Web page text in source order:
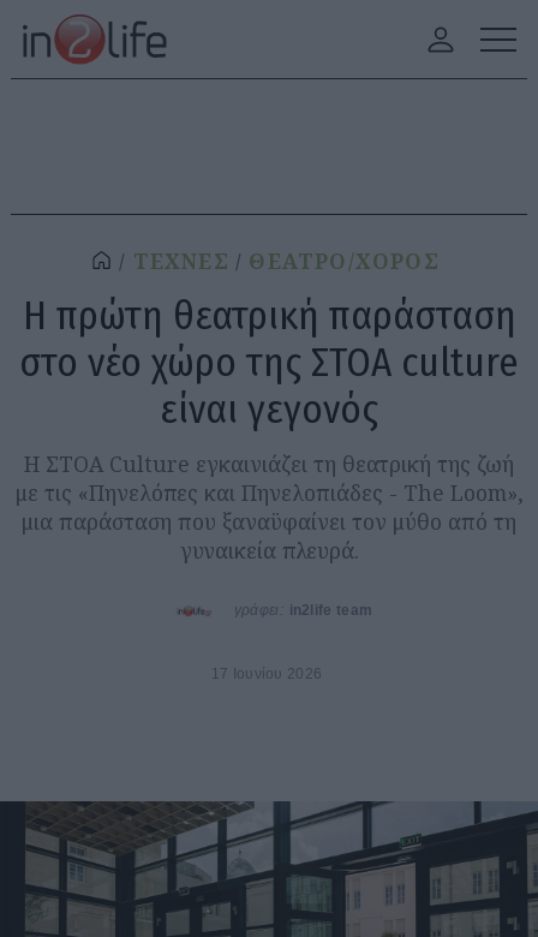
ΤΕΧΝΕΣ ΘΕΑΤΡΟ/ΧΟΡΟΣ
Η πρώτη θεατρική παράσταση
στο νέο χώρο της ΣΤΟΑ culture
είναι γεγονός
Η ΣΤΟΑ Culture εγκαινιάζει τη θεατρική της ζωή
με τις «Πηνελόπες και Πηνελοπιάδες - The Loom»,
μια παράσταση που ξαναϋφαίνει τον μύθο από τη
γυναικεία πλευρά.
γράφει: in2life team
17 Ιουνίου 2026